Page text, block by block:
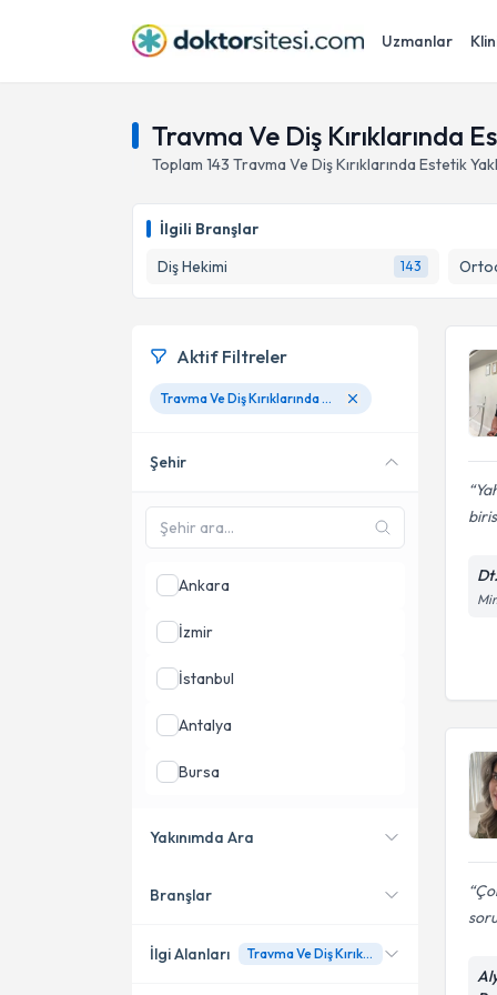
Uzmanlar
Travma Ve Diş Kırıklarında
Toplam 143 Travma Ve Diş Kırıklarında Estetik
İlgili Branşlar
Diş Hekimi
143
Aktif Filtreler
Travma Ve Diş Kırıklarında Estetik Yaklaşımlar
Şehir
Ankara
İzmir
İstanbul
Antalya
Bursa
Yakınımda Ara
Konumuma yakın uzmanları
Branşlar
İlgi Alanları Travma Ve Diş Kırıklarında Estetik Yaklaşımlar